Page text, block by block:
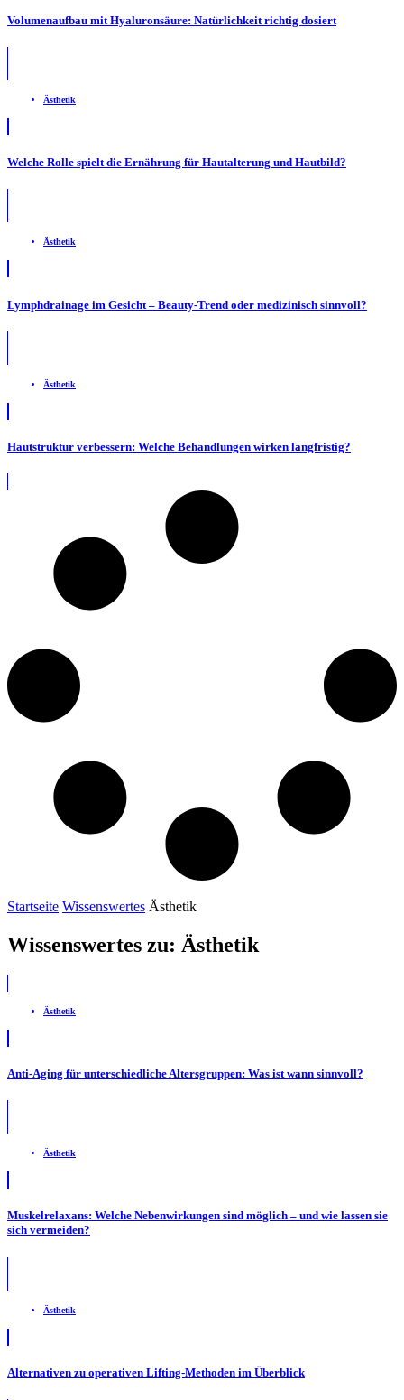
Volumenaufbau mit Hyaluronsäure: Natürlichkeit richtig dosiert
Ästhetik
Welche Rolle spielt die Ernährung für Hautalterung und Hautbild?
Ästhetik
Lymphdrainage im Gesicht – Beauty-Trend oder medizinisch sinnvoll?
Ästhetik
Hautstruktur verbessern: Welche Behandlungen wirken langfristig?
Startseite Wissenswertes Ästhetik
Wissenswertes zu: Ästhetik
Ästhetik
Anti-Aging für unterschiedliche Altersgruppen: Was ist wann sinnvoll?
Ästhetik
Muskelrelaxans: Welche Nebenwirkungen sind möglich – und wie lassen sie
sich vermeiden?
Ästhetik
Alternativen zu operativen Lifting-Methoden im Überblick